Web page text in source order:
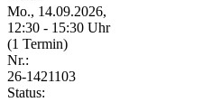
Mo., 14.09.2026,
12:30 - 15:30 Uhr
(1 Termin)
Nr.:
26-1421103
Status: